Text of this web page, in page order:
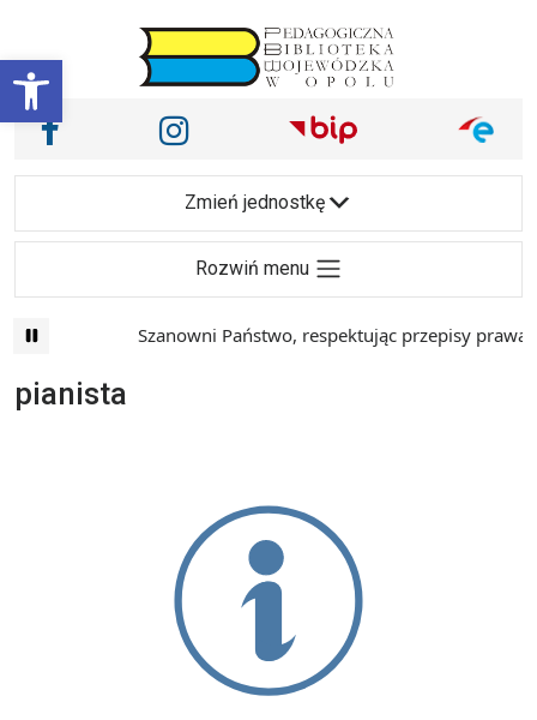
Otwórz pasek narzędzi
Main Navigation
Nasze media społecznościowe i inne
Facebook Instagram
Zmień jednostkę
Rozwiń menu
Szanowni Państwo, respektując przepisy prawa
pianista